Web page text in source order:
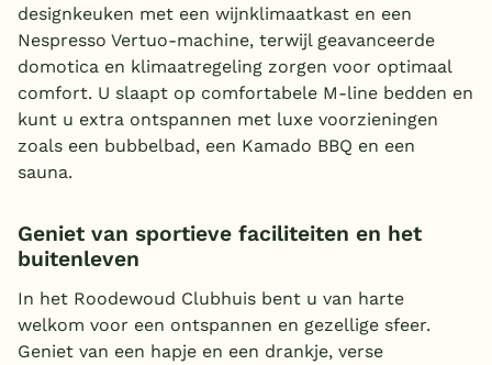
designkeuken met een wijnklimaatkast en een
Nespresso Vertuo-machine, terwijl geavanceerde
domotica en klimaatregeling zorgen voor optimaal
comfort. U slaapt op comfortabele M-line bedden en
kunt u extra ontspannen met luxe voorzieningen
zoals een bubbelbad, een Kamado BBQ en een
sauna.
Geniet van sportieve faciliteiten en het
buitenleven
In het Roodewoud Clubhuis bent u van harte
welkom voor een ontspannen en gezellige sfeer.
Geniet van een hapje en een drankje, verse